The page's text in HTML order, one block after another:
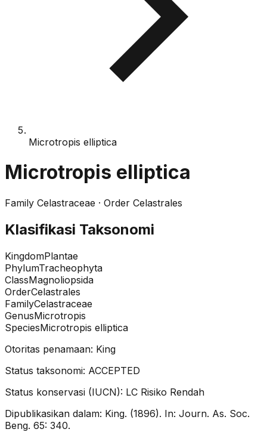
Microtropis elliptica
Microtropis elliptica
Family Celastraceae · Order Celastrales
Klasifikasi Taksonomi
KingdomPlantae
PhylumTracheophyta
ClassMagnoliopsida
OrderCelastrales
FamilyCelastraceae
GenusMicrotropis
SpeciesMicrotropis elliptica
Otoritas penamaan: King
Status taksonomi: ACCEPTED
Status konservasi (IUCN): LC Risiko Rendah
Dipublikasikan dalam: King. (1896). In: Journ. As. Soc.
Beng. 65: 340.